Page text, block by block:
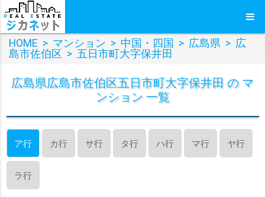
HOME > マンション > 中国・四国 > 広島県 > 広
島市佐伯区 > 五日市町大字保井田
広島県広島市佐伯区五日市町大字保井田 の マ
ンション 一覧
ア行 カ行 サ行 タ行 ハ行 マ行 ヤ行
ラ行